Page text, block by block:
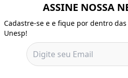
ASSINE NOSSA
Cadastre-se e e fique por dentro
Unesp!